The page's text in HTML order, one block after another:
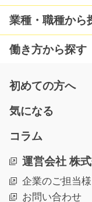
食料品の仕分け
倉庫で、出荷先ご
長期（3ヶ月以
福岡県福岡市
パンフレットの
急募
土日祝お休みな
業種・職種から
働き方から探す
初めての方へ
気になる
コラム
運営会社 株
企業のご担当様
お問い合わせ